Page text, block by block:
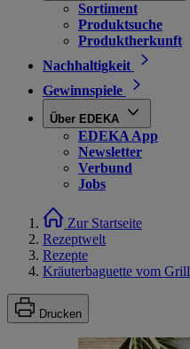
Sortiment
Produktsuche
Produktherkunft
Nachhaltigkeit
Gewinnspiele
Über EDEKA
EDEKA App
Newsletter
Verbund
Jobs
Zur Startseite
Rezeptwelt
Rezepte
Kräuterbaguette vom Grill
Drucken